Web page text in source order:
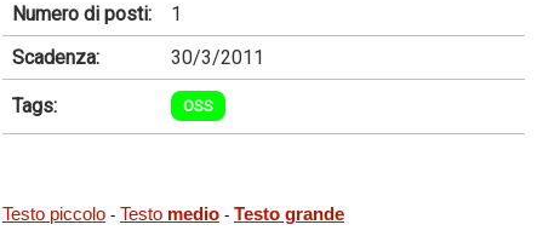
Numero di posti:
1
Scadenza:
30/3/2011
Tags: OSS
Testo piccolo - Testo medio - Testo grande